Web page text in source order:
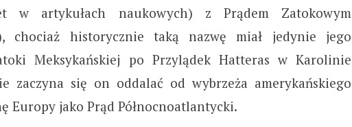
w artykułach naukowych) z Prądem Zatokowym
chociaż historycznie taką nazwę miał jedynie jego
Meksykańskiej po Przylądek Hatteras w Karolinie
zaczyna się on oddalać od wybrzeża amerykańskiego
Europy jako Prąd Północnoatlantycki.